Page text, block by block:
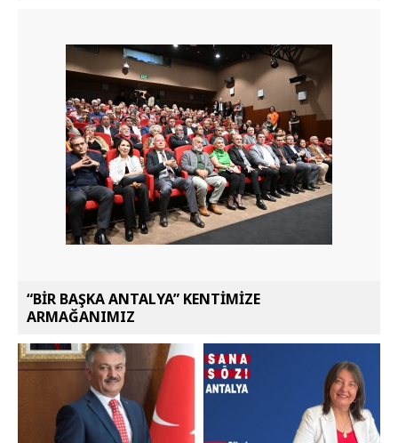
“BİR BAŞKA ANTALYA” KENTİMİZE
ARMAĞANIMIZ